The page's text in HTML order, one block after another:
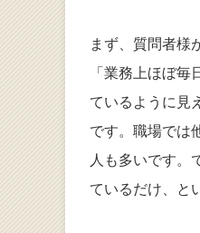
まず、質問者様
「業務上ほぼ
ているように見
です。職場では
人も多いです。
ているだけ、と